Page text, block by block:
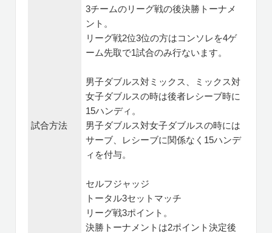
試合方法
3チームのリーグ戦の後決勝トーナメ
ント。
リーグ戦2位3位の方はコンソレを4ゲ
ーム先取で1試合のみ行ないます。
男子ダブルス対ミックス、ミックス対
女子ダブルスの時は後者レシーブ時に
15ハンディ。
男子ダブルス対女子ダブルスの時には
サーブ、レシーブに関係なく15ハンデ
ィを付与。
セルフジャッジ
トータル3セットマッチ
リーグ戦3ポイント。
決勝トーナメントは2ポイント決定後